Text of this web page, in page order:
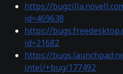
https://
id=469638
https://
id=21682
https://
intel/+bug/177492